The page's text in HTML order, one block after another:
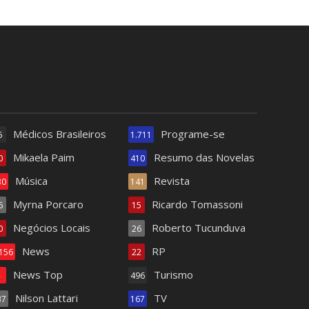
Médicos Brasileiros
Mikaela Paim
Música
Myrna Porcaro
Negócios Locais
News
News Top
Nilson Lattari
Programe-se
1.711
Resumo das Novelas
410
Revista
141
Ricardo Tomassoni
15
Roberto Tucunduva
26
RP
22
Turismo
496
TV
167